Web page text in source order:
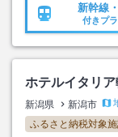
新幹線
付きプ
ホテルイタリ
新潟県 新潟市
ふるさと納税対象